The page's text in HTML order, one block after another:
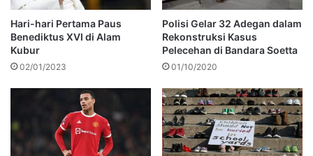
Hari-hari Pertama Paus
Benediktus XVI di Alam
Kubur
02/01/2023
Polisi Gelar 32 Adegan dalam
Rekonstruksi Kasus
Pelecehan di Bandara Soetta
01/10/2020